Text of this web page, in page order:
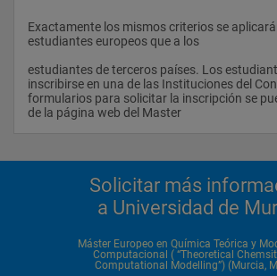
Exactamente los mismos criterios se
estudiantes europeos que a los
estudiantes de terceros países. Los
inscribirse en una de las Instituciones del
formularios para solicitar la inscripción se
de la página web del Master
Solicitar más
a Universidad de
Máster Europeo en Química Teórica y
Computacional ( “Theoretical
Computational Modelling”) (Murcia,